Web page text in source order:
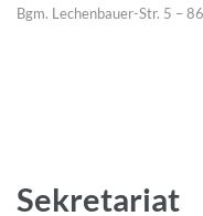
Bgm. Lechenbauer-Str. 5 –
Sekretariat